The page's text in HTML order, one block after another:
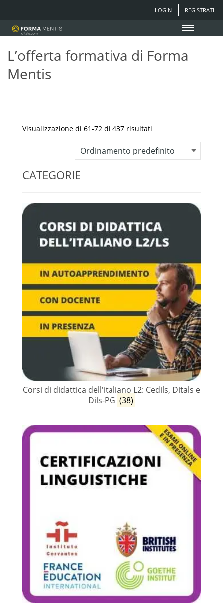
LOGIN REGISTRATI
L’offerta formativa di Forma
Mentis
Visualizzazione di 61-72 di 437 risultati
CATEGORIE
Corsi di didattica dell'italiano L2: Cedils, Ditals e
Dils-PG (38)